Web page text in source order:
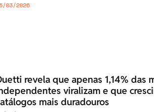
03/2026
revela que apenas 1,14% das
viralizam e que
mais duradouros